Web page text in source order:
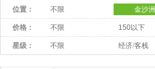
位置： 不限 金沙洲
价格： 不限 150以下
星级： 不限 经济/客栈